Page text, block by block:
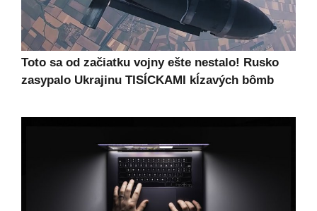
Toto sa od začiatku vojny ešte nestalo! Rusko
zasypalo Ukrajinu TISÍCKAMI kĺzavých bômb